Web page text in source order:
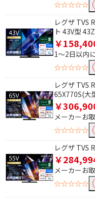
☆☆☆☆☆
レグザ TVS
ト 43V型
￥
1～2日以内
☆☆☆☆☆
レグザ TVS
65X770S(大
￥
メーカーお
☆☆☆☆☆
レグザ TVS
￥
メーカーお
☆☆☆☆☆